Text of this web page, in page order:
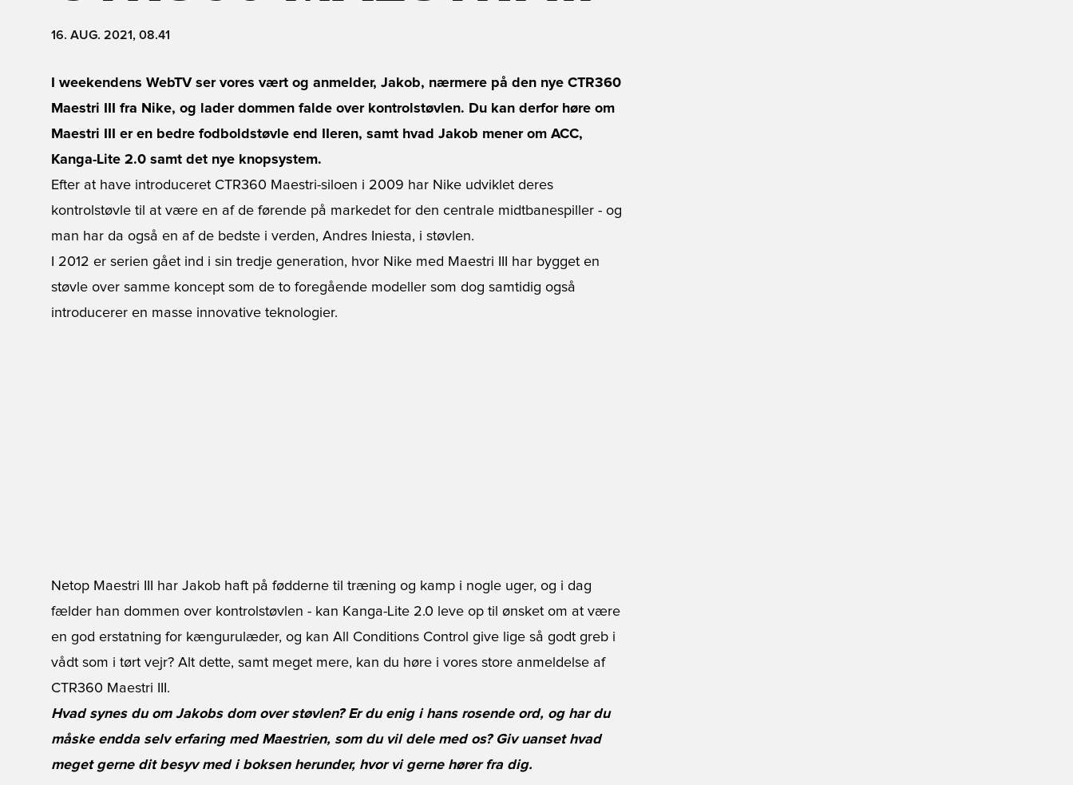
16. AUG. 2021, 08.41
I weekendens WebTV ser vores vært og anmelder, Jakob, nærmere på den nye CTR360
Maestri III fra Nike, og lader dommen falde over kontrolstøvlen. Du kan derfor høre om
Maestri III er en bedre fodboldstøvle end IIeren, samt hvad Jakob mener om ACC,
Kanga-Lite 2.0 samt det nye knopsystem.
Efter at have introduceret CTR360 Maestri-siloen i 2009 har Nike udviklet deres
kontrolstøvle til at være en af de førende på markedet for den centrale midtbanespiller - og
man har da også en af de bedste i verden, Andres Iniesta, i støvlen.
I 2012 er serien gået ind i sin tredje generation, hvor Nike med Maestri III har bygget en
støvle over samme koncept som de to foregående modeller som dog samtidig også
introducerer en masse innovative teknologier.
Netop Maestri III har Jakob haft på fødderne til træning og kamp i nogle uger, og i dag
fælder han dommen over kontrolstøvlen - kan Kanga-Lite 2.0 leve op til ønsket om at være
en god erstatning for kængurulæder, og kan All Conditions Control give lige så godt greb i
vådt som i tørt vejr? Alt dette, samt meget mere, kan du høre i vores store anmeldelse af
CTR360 Maestri III.
Hvad synes du om Jakobs dom over støvlen? Er du enig i hans rosende ord, og har du
måske endda selv erfaring med Maestrien, som du vil dele med os? Giv uanset hvad
meget gerne dit besyv med i boksen herunder, hvor vi gerne hører fra dig.